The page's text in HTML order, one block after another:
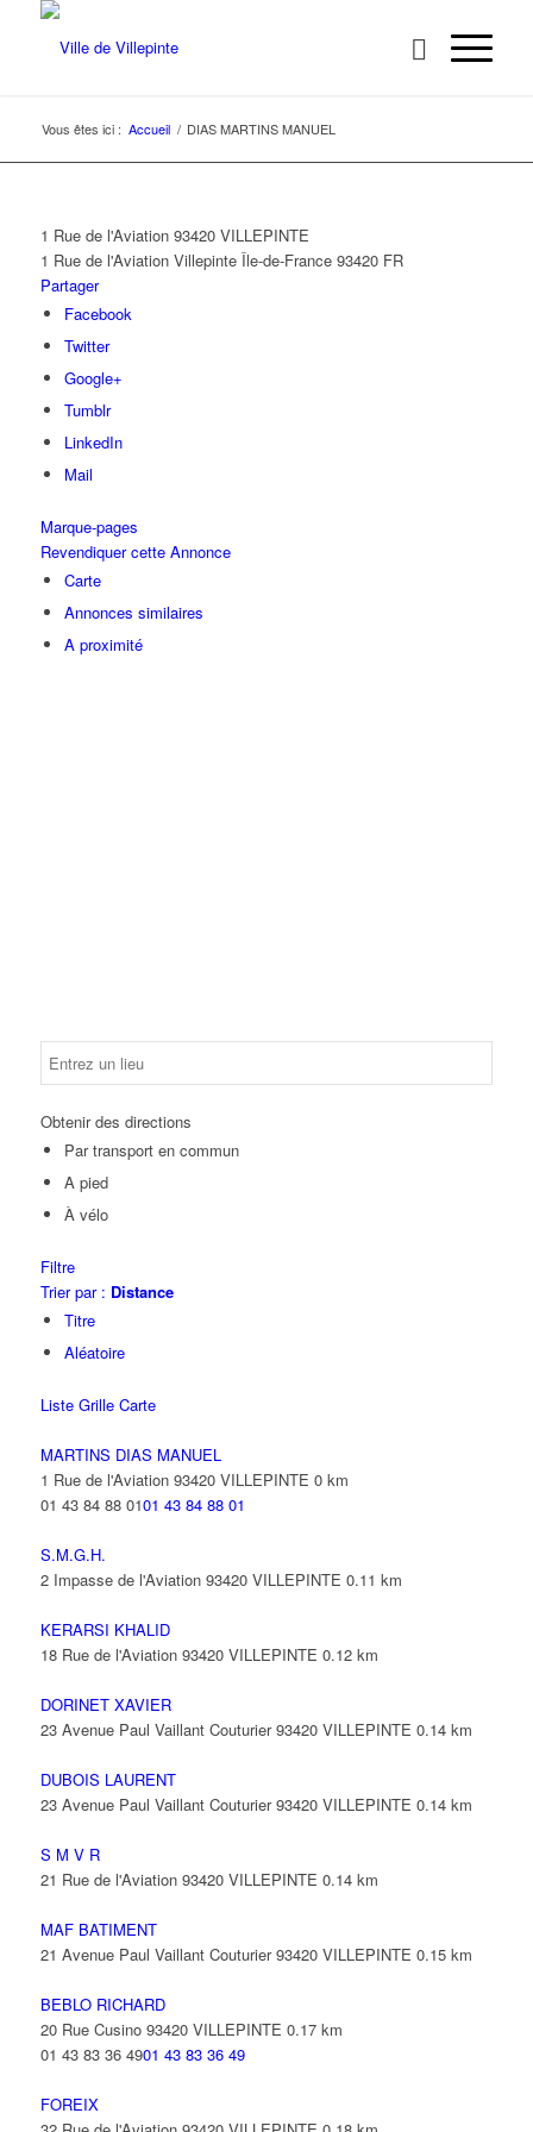
Vous êtes ici : Accueil / DIAS MARTINS MANUEL
1 Rue de l'Aviation 93420 VILLEPINTE
1 Rue de l'Aviation Villepinte Île-de-France 93420 FR
Partager
Facebook
Twitter
Google+
Tumblr
LinkedIn
Mail
Marque-pages
Revendiquer cette Annonce
Carte
Annonces similaires
A proximité
Obtenir des directions
Par transport en commun
A pied
À vélo
Filtre
Trier par : Distance
Titre
Aléatoire
Liste Grille Carte
MARTINS DIAS MANUEL
1 Rue de l'Aviation 93420 VILLEPINTE 0 km
01 43 84 88 0101 43 84 88 01
S.M.G.H.
2 Impasse de l'Aviation 93420 VILLEPINTE 0.11 km
KERARSI KHALID
18 Rue de l'Aviation 93420 VILLEPINTE 0.12 km
DORINET XAVIER
23 Avenue Paul Vaillant Couturier 93420 VILLEPINTE 0.14 km
DUBOIS LAURENT
23 Avenue Paul Vaillant Couturier 93420 VILLEPINTE 0.14 km
S M V R
21 Rue de l'Aviation 93420 VILLEPINTE 0.14 km
MAF BATIMENT
21 Avenue Paul Vaillant Couturier 93420 VILLEPINTE 0.15 km
BEBLO RICHARD
20 Rue Cusino 93420 VILLEPINTE 0.17 km
01 43 83 36 4901 43 83 36 49
FOREIX